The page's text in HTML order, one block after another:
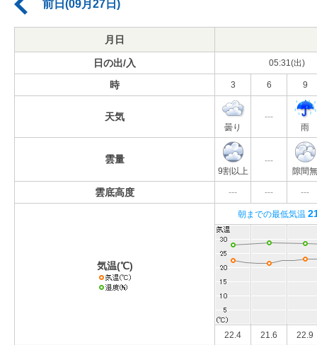
前日(09月27日)
月日
日の出/入 05:31(出)
時 3 6 9
天気
曇り
---
雨
雲量
9割以上
---
隙間無
雲底高度 --- --- ---
気温(℃)
朝までの最低気温
22.4 21.6 22.9